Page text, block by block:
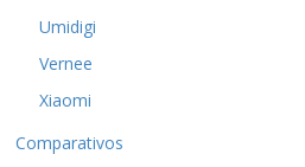
Umidigi
Vernee
Xiaomi
Comparativos